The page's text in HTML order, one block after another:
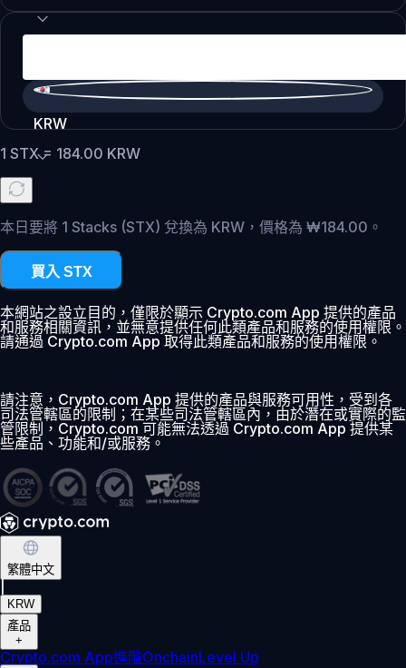
KRW
1 STX= 184.00 KRW
本日要將 1 Stacks (STX) 兌換為 KRW，價格為 ₩184.00。
買入 STX
本網站之設立目的，僅限於顯示 Crypto.com App 提供的產品
和服務相關資訊，並無意提供任何此類產品和服務的使用權限。
請通過 Crypto.com App 取得此類產品和服務的使用權限。
請注意，Crypto.com App 提供的產品與服務可用性，受到各
司法管轄區的限制；在某些司法管轄區內，由於潛在或實際的監
管限制，Crypto.com 可能無法透過 Crypto.com App 提供某
些產品、功能和/或服務。
繁體中文
KRW
產品
+
Crypto.com App進階OnchainLevel Up